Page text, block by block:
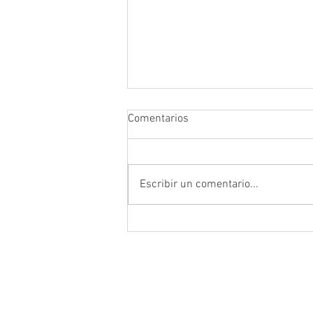
Comentarios
Escribir un comentario...